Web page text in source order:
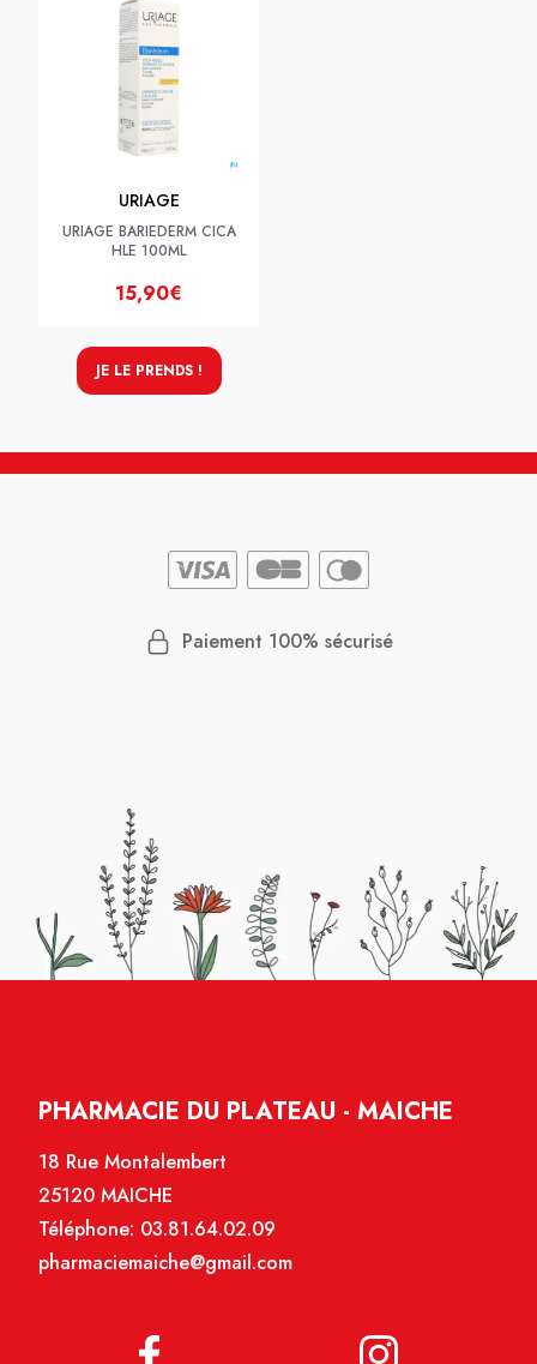
URIAGE
URIAGE BARIEDERM CICA
HLE 100ML
15,90€
JE LE PRENDS !
Paiement 100% sécurisé
PHARMACIE DU PLATEAU - MAICHE
18 Rue Montalembert
25120 MAICHE
Téléphone: 03.81.64.02.09
pharmaciemaiche@gmail.com